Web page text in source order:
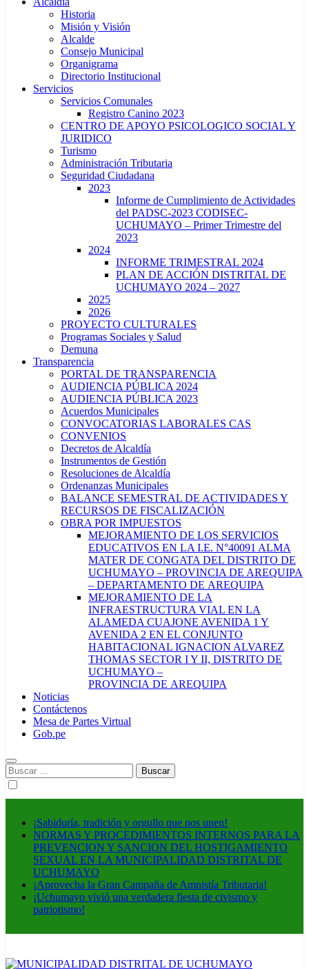
Historia
Misión y Visión
Alcalde
Consejo Municipal
Organigrama
Directorio Institucional
Servicios
Servicios Comunales
Registro Canino 2023
CENTRO DE APOYO PSICOLOGICO SOCIAL Y
JURIDICO
Turismo
Administración Tributaria
Seguridad Ciudadana
2023
Informe de Cumplimiento de Actividades
del PADSC-2023 CODISEC-
UCHUMAYO – Primer Trimestre del
2023
2024
INFORME TRIMESTRAL 2024
PLAN DE ACCIÓN DISTRITAL DE
UCHUMAYO 2024 – 2027
2025
2026
PROYECTO CULTURALES
Programas Sociales y Salud
Demuna
Transparencia
PORTAL DE TRANSPARENCIA
AUDIENCIA PÚBLICA 2024
AUDIENCIA PÚBLICA 2023
Acuerdos Municipales
CONVOCATORIAS LABORALES CAS
CONVENIOS
Decretos de Alcaldía
Instrumentos de Gestión
Resoluciones de Alcaldía
Ordenanzas Municipales
BALANCE SEMESTRAL DE ACTIVIDADES Y
RECURSOS DE FISCALIZACIÓN
OBRA POR IMPUESTOS
MEJORAMIENTO DE LOS SERVICIOS
EDUCATIVOS EN LA I.E. N°40091 ALMA
MATER DE CONGATA DEL DISTRITO DE
UCHUMAYO – PROVINCIA DE AREQUIPA
– DEPARTAMENTO DE AREQUIPA
MEJORAMIENTO DE LA
INFRAESTRUCTURA VIAL EN LA
ALAMEDA CUAJONE AVENIDA 1 Y
AVENIDA 2 EN EL CONJUNTO
HABITACIONAL IGNACION ALVAREZ
THOMAS SECTOR I Y II, DISTRITO DE
UCHUMAYO –
PROVINCIA DE AREQUIPA
Noticias
Contáctenos
Mesa de Partes Virtual
Gob.pe
Buscar:
¡Sabiduría, tradición y orgullo que nos unen!
NORMAS Y PROCEDIMIENTOS INTERNOS PARA LA
PREVENCION Y SANCION DEL HOSTIGAMIENTO
SEXUAL EN LA MUNICIPALIDAD DISTRITAL DE
UCHUMAYO
¡Aprovecha la Gran Campaña de Amnistía Tributaria!
¡Uchumayo vivió una verdadera fiesta de civismo y
patriotismo!